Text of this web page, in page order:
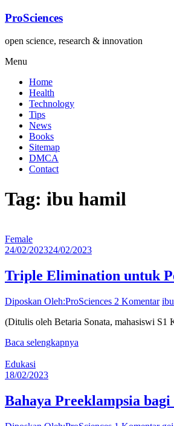
Lompat
konten
ProSciences
open science, research & innovation
Menu
Home
Health
Technology
Tips
News
Books
Sitemap
DMCA
Contact
Tag: ibu hamil
Female
24/02/202324/02/2023
Triple Elimination untuk
Diposkan Oleh:ProSciences 2 Komentar
(Ditulis oleh Betaria Sonata, mahasiswi
Baca selengkapnya
Edukasi
18/02/2023
Bahaya Preeklampsia